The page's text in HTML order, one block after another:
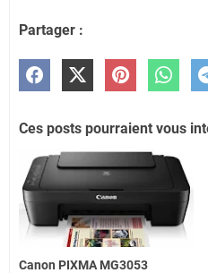
Partager :
Ces posts pourraient vous
Canon PIXMA MG3053